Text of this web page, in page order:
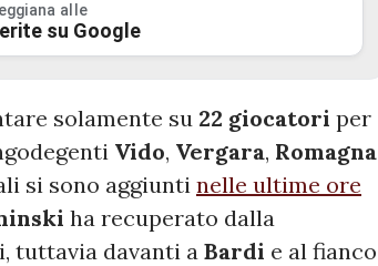
alle
su Google
solamente su 22 giocatori per
Vido, Vergara, Romagna
si sono aggiunti nelle ultime ore
ha recuperato dalla
tuttavia davanti a Bardi e al fianco